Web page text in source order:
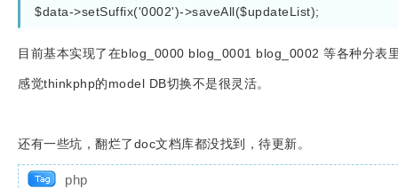
$data->setSuffix('0002')->saveAll($updateList);
目前基本实现了在blog_0000 blog_0001 blog_0002 等各种分表
感觉thinkphp的model DB切换不是很灵活。
还有一些坑，翻烂了doc文档库都没找到，待更新。
php